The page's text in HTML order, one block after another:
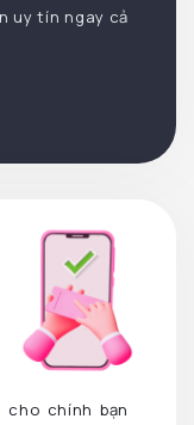
uy tín ngay cả
cho chính bạn